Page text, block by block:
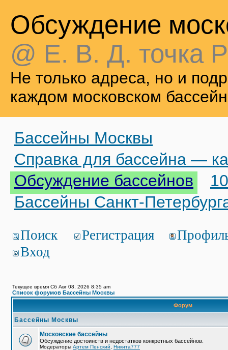
Обсуждение
@ Е. В. Д. точка
Не только адреса, но и
каждом московском
Бассейны Москвы
Справка для бассейна —
Обсуждение бассейнов
Бассейны Санкт-
Поиск Регистрация
Вход
Текущее время Сб Авг 08, 2026 8:35 am
Список форумов Бассейны Москвы
Форум
Бассейны Москвы
Московские бассейны
Обсуждение достоинств и недостатков конкретных бассейнов.
Модераторы Артем Пенский Никита777